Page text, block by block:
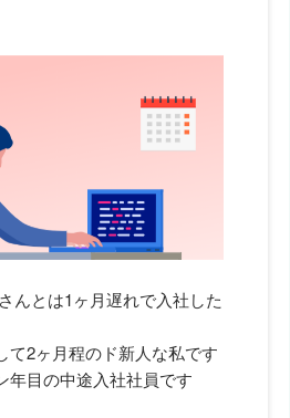
んとは1ヶ月遅れで入社した
て2ヶ月程のド新人な私です
年目の中途入社社員です